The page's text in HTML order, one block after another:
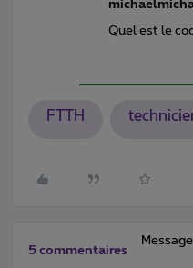
Quel est le
FTTH
5 commentaires